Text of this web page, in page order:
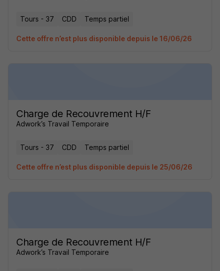
Tours - 37 CDD Temps partiel
Cette offre n’est plus disponible depuis le 16/06/26
Charge de Recouvrement H/F
Adwork’s Travail Temporaire
Tours - 37 CDD Temps partiel
Cette offre n’est plus disponible depuis le 25/06/26
Charge de Recouvrement H/F
Adwork’s Travail Temporaire